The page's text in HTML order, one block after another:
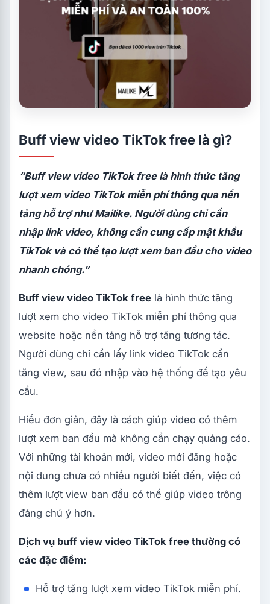
Buff view video TikTok free là gì?
“Buff view video TikTok free là hình thức tăng
lượt xem video TikTok miễn phí thông qua nền
tảng hỗ trợ như Mailike. Người dùng chỉ cần
nhập link video, không cần cung cấp mật khẩu
TikTok và có thể tạo lượt xem ban đầu cho video
nhanh chóng.”
Buff view video TikTok free là hình thức tăng
lượt xem cho video TikTok miễn phí thông qua
website hoặc nền tảng hỗ trợ tăng tương tác.
Người dùng chỉ cần lấy link video TikTok cần
tăng view, sau đó nhập vào hệ thống để tạo yêu
cầu.
Hiểu đơn giản, đây là cách giúp video có thêm
lượt xem ban đầu mà không cần chạy quảng cáo.
Với những tài khoản mới, video mới đăng hoặc
nội dung chưa có nhiều người biết đến, việc có
thêm lượt view ban đầu có thể giúp video trông
đáng chú ý hơn.
Dịch vụ buff view video TikTok free thường có
các đặc điểm:
Hỗ trợ tăng lượt xem video TikTok miễn phí.